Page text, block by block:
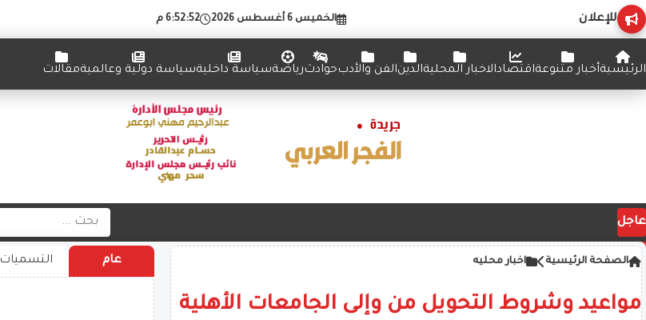
للإعلان الخميس 6 أغسطس 2026 6:52:53 م
الرئيسيةأخبار متنوعةاقتصادالاخبار المحليةالدينالفن والأدبحوادثرياضةسياسة داخليةسياسة دولية وعالميةمقالات
عاجل
الصفحة الرئيسية اخبار محليه
مواعيد وشروط التحويل من وإلى الجامعات الأهلية
عام التسميات